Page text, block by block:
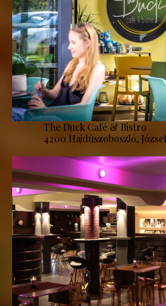
The Duck Café & Bistro
4200 Hajdúszoboszló,